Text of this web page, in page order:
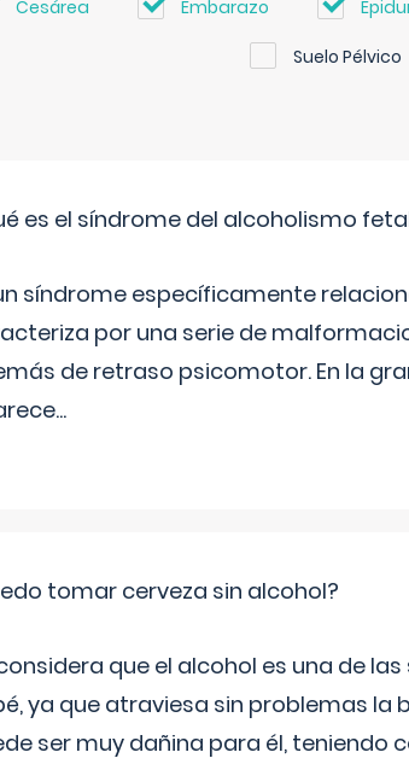
Cesárea Embarazo
Suelo Pélvico
es el síndrome del alcoholismo
síndrome específicamente
por una serie de
de retraso psicomotor. En la
...
tomar cerveza sin alcohol?
que el alcohol es una de
ya que atraviesa sin problemas la
ser muy dañina para él, teniendo